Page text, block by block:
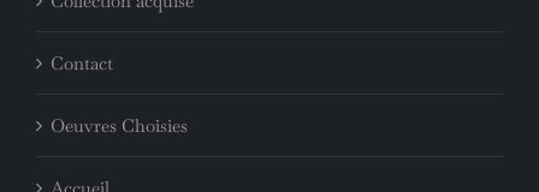
Contact
Oeuvres Choisies